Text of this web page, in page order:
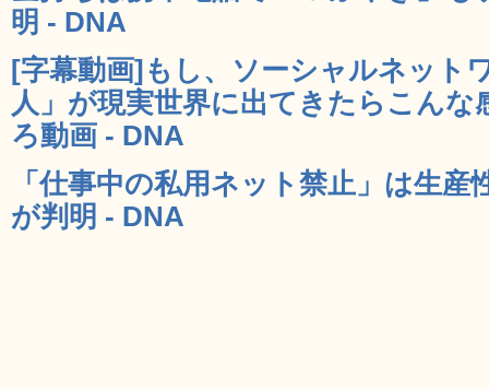
明 - DNA
[字幕動画]もし、ソーシャルネット
人」が現実世界に出てきたらこん
ろ動画 - DNA
「仕事中の私用ネット禁止」は生
が判明 - DNA